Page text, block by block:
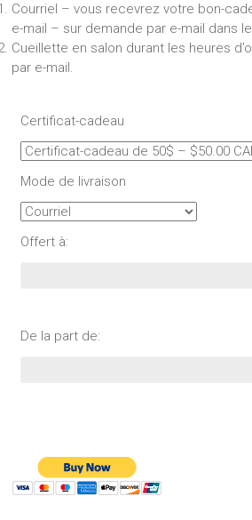
Courriel – vous recevrez votre bon-
e-mail – sur demande par e-mail dans
Cueillette en salon durant les heures
par e-mail.
Certificat-cadeau
Mode de livraison
Offert à:
De la part de: